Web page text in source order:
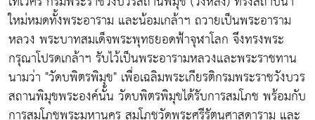
ใหม่หมดทั้งพระอาราม และน้อมเกล้าฯ ถวายเป็นพระอาราม
หลวง พระบาทสมเด็จพระพุทธยอดฟ้าจุฬาโลก จึงทรงพระ
กรุณาโปรดเกล้าฯ รับไว้เป็นพระอารามหลวงและพระราชทาน
นามว่า "วัดบพิตรพิมุข" เพื่อเฉลิมพระเกียรติกรมพระราชวังบวร
สถานพิมุขพระองค์นั้น วัดบพิตรพิมุขได้รับการสมโภช พร้อมกับ